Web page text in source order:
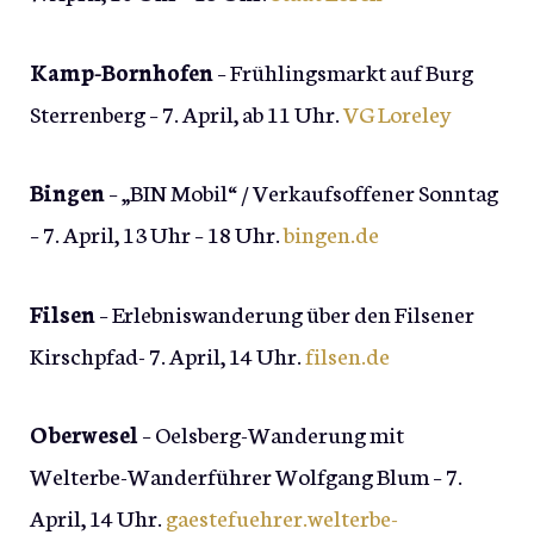
Kamp-Bornhofen– Frühlingsmarkt auf Burg
Sterrenberg – 7. April, ab 11 Uhr.VG Loreley
Bingen– „BIN Mobil“ / Verkaufsoffener Sonntag
– 7. April, 13 Uhr – 18 Uhr.bingen.de
Filsen– Erlebniswanderung über den Filsener
Kirschpfad- 7. April, 14 Uhr.filsen.de
Oberwesel– Oelsberg-Wanderung mit
Welterbe-Wanderführer Wolfgang Blum – 7.
April, 14 Uhr.gaestefuehrer.welterbe-